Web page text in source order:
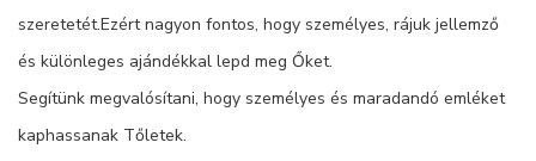
szeretetét.Ezért nagyon fontos, hogy személyes, rájuk jellemző
és különleges ajándékkal lepd meg Őket.
Segítünk megvalósítani, hogy személyes és maradandó emléket
kaphassanak Tőletek.